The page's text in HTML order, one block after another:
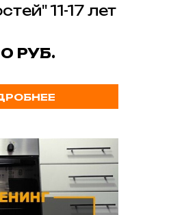
11-17 лет
РУБ.